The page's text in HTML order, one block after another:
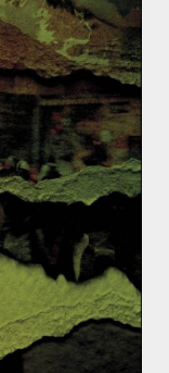
aujourd’hui,
1
de Cotonu
et les Etats
; partenariat
en 2003.
d’Air France
à Gonesse.